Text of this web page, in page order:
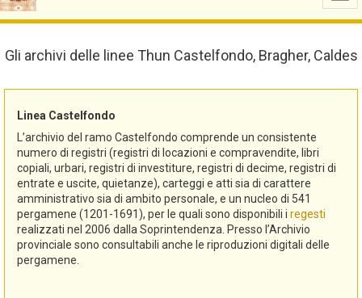
Gli archivi delle linee Thun Castelfondo, Bragher, Caldes
Linea Castelfondo
L’archivio del ramo Castelfondo comprende un consistente
numero di registri (registri di locazioni e compravendite, libri
copiali, urbari, registri di investiture, registri di decime, registri di
entrate e uscite, quietanze), carteggi e atti sia di carattere
amministrativo sia di ambito personale, e un nucleo di 541
pergamene (1201-1691), per le quali sono disponibili i regesti
realizzati nel 2006 dalla Soprintendenza. Presso l’Archivio
provinciale sono consultabili anche le riproduzioni digitali delle
pergamene.